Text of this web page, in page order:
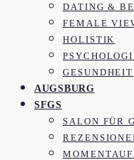
DATING &
FEMALE
HOLISTIK
GESUNDHEIT
AUGSBURG
SFGS
SALON FÜR